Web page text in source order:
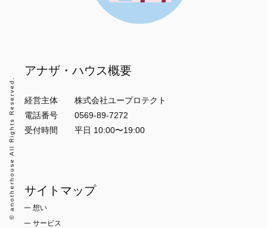
アナザ・ハウス概要
経営主体 株式会社ユープロテクト
電話番号 0569-89-7272
受付時間 平日 10:00〜19:00
サイトマップ
想い
サービス
© anotherhouse All Rights Reserved.